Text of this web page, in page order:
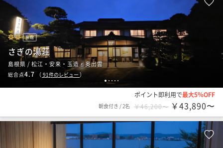
12 3 4 5
旅館
さぎの湯荘
島根県 / 松江・安来・玉造・奥出雲
総合点4.7 （ 91件のレビュー ）
ポイント即利用で最大5％OFF
朝食付き /2名 ￥46,200〜 ￥43,890〜